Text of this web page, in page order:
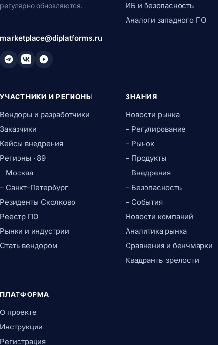
регулярно обновляются.
marketplace@diplatforms.ru
ИБ и безопасность
Аналоги западного ПО
УЧАСТНИКИ И РЕГИОНЫ
Вендоры и разработчики
Заказчики
Кейсы внедрения
Регионы · 89
– Москва
– Санкт-Петербург
Резиденты Сколково
Реестр ПО
Рынки и индустрии
Стать вендором
ЗНАНИЯ
Новости рынка
– Регулирование
– Рынок
– Продукты
– Внедрения
– Безопасность
– События
Новости компаний
Аналитика рынка
Сравнения и бенчмарки
Квадранты зрелости
ПЛАТФОРМА
О проекте
Инструкции
Регистрация